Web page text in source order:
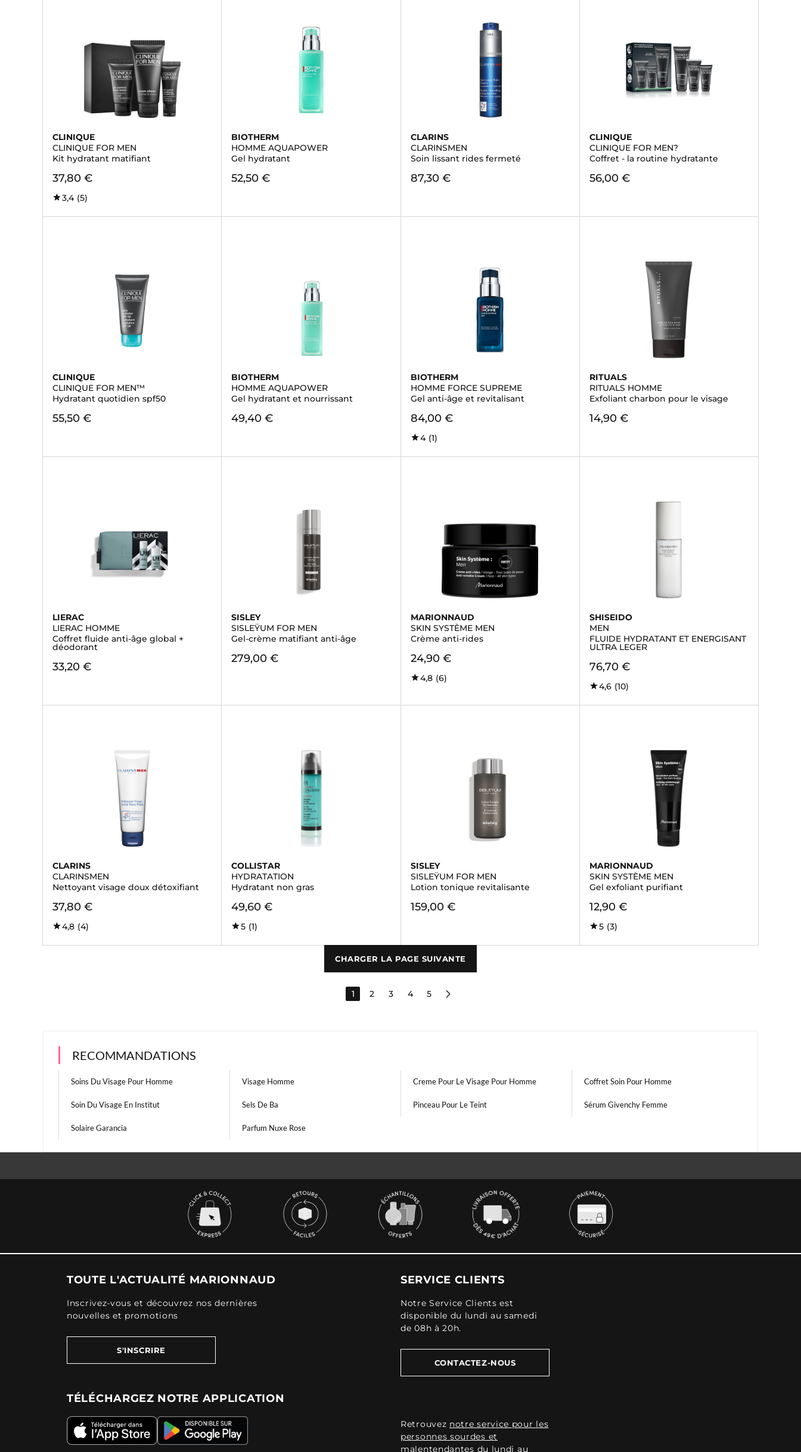
CLINIQUE
CLINIQUE FOR MEN
Kit hydratant matifiant
37,80 €
3,4 (5)
BIOTHERM
HOMME AQUAPOWER
Gel hydratant
52,50 €
CLARINS
CLARINSMEN
Soin lissant rides fermeté
87,30 €
CLINIQUE
CLINIQUE FOR MEN?
Coffret - la routine hydratante
56,00 €
CLINIQUE
CLINIQUE FOR MEN™
Hydratant quotidien spf50
55,50 €
BIOTHERM
HOMME AQUAPOWER
Gel hydratant et nourrissant
49,40 €
BIOTHERM
HOMME FORCE SUPREME
Gel anti-âge et revitalisant
84,00 €
4 (1)
RITUALS
RITUALS HOMME
Exfoliant charbon pour le visage
14,90 €
LIERAC
LIERAC HOMME
Coffret fluide anti-âge global +
déodorant
33,20 €
SISLEY
SISLEŸUM FOR MEN
Gel-crème matifiant anti-âge
279,00 €
MARIONNAUD
SKIN SYSTÈME MEN
Crème anti-rides
24,90 €
4,8 (6)
SHISEIDO
MEN
FLUIDE HYDRATANT ET ENERGISANT
ULTRA LEGER
76,70 €
4,6 (10)
CLARINS
CLARINSMEN
Nettoyant visage doux détoxifiant
37,80 €
4,8 (4)
COLLISTAR
HYDRATATION
Hydratant non gras
49,60 €
5 (1)
SISLEY
SISLEŸUM FOR MEN
Lotion tonique revitalisante
159,00 €
MARIONNAUD
SKIN SYSTÈME MEN
Gel exfoliant purifiant
12,90 €
5 (3)
CHARGER LA PAGE SUIVANTE
1 2 3 4 5
RECOMMANDATIONS
Soins Du Visage Pour Homme Visage Homme Creme Pour Le Visage Pour Homme Coffret Soin Pour Homme
Soin Du Visage En Institut Sels De Ba Pinceau Pour Le Teint Sérum Givenchy Femme
Solaire Garancia Parfum Nuxe Rose
TOUTE L'ACTUALITÉ MARIONNAUD
Inscrivez-vous et découvrez nos dernières
nouvelles et promotions
S'INSCRIRE
TÉLÉCHARGEZ NOTRE APPLICATION
SERVICE CLIENTS
Notre Service Clients est
disponible du lundi au samedi
de 08h à 20h.
CONTACTEZ-NOUS
Retrouvez notre service pour les
personnes sourdes et
malentendantes du lundi au